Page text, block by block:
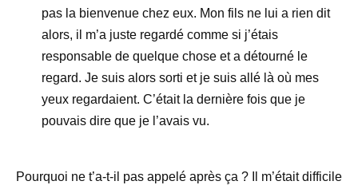
pas la bienvenue chez eux. Mon fils ne lui a rien dit
alors, il m’a juste regardé comme si j’étais
responsable de quelque chose et a détourné le
regard. Je suis alors sorti et je suis allé là où mes
yeux regardaient. C’était la dernière fois que je
pouvais dire que je l’avais vu.
Pourquoi ne t’a-t-il pas appelé après ça ? Il m’était difficile